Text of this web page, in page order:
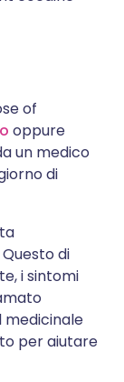
of
oppure
un medico
di
di
i sintomi
medicinale
per aiutare